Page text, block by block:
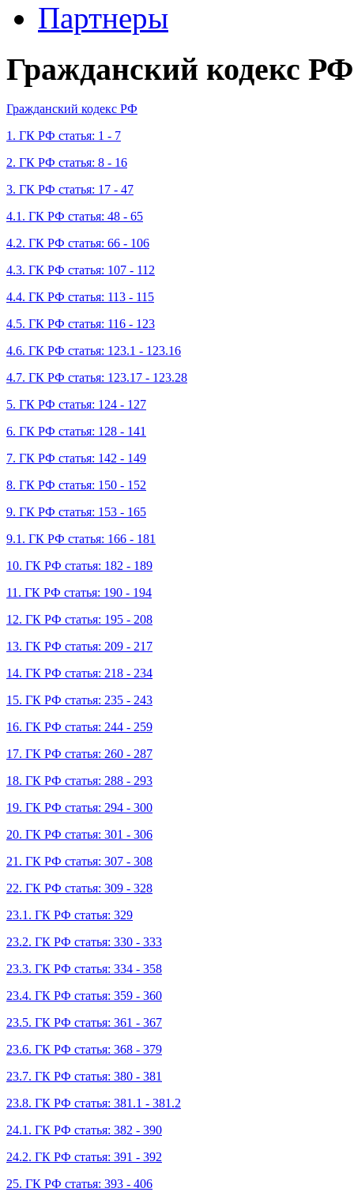
Партнеры
Гражданский кодекс РФ
Гражданский кодекс РФ
1. ГК РФ статья: 1 - 7
2. ГК РФ статья: 8 - 16
3. ГК РФ статья: 17 - 47
4.1. ГК РФ статья: 48 - 65
4.2. ГК РФ статья: 66 - 106
4.3. ГК РФ статья: 107 - 112
4.4. ГК РФ статья: 113 - 115
4.5. ГК РФ статья: 116 - 123
4.6. ГК РФ статья: 123.1 - 123.16
4.7. ГК РФ статья: 123.17 - 123.28
5. ГК РФ статья: 124 - 127
6. ГК РФ статья: 128 - 141
7. ГК РФ статья: 142 - 149
8. ГК РФ статья: 150 - 152
9. ГК РФ статья: 153 - 165
9.1. ГК РФ статья: 166 - 181
10. ГК РФ статья: 182 - 189
11. ГК РФ статья: 190 - 194
12. ГК РФ статья: 195 - 208
13. ГК РФ статья: 209 - 217
14. ГК РФ статья: 218 - 234
15. ГК РФ статья: 235 - 243
16. ГК РФ статья: 244 - 259
17. ГК РФ статья: 260 - 287
18. ГК РФ статья: 288 - 293
19. ГК РФ статья: 294 - 300
20. ГК РФ статья: 301 - 306
21. ГК РФ статья: 307 - 308
22. ГК РФ статья: 309 - 328
23.1. ГК РФ статья: 329
23.2. ГК РФ статья: 330 - 333
23.3. ГК РФ статья: 334 - 358
23.4. ГК РФ статья: 359 - 360
23.5. ГК РФ статья: 361 - 367
23.6. ГК РФ статья: 368 - 379
23.7. ГК РФ статья: 380 - 381
23.8. ГК РФ статья: 381.1 - 381.2
24.1. ГК РФ статья: 382 - 390
24.2. ГК РФ статья: 391 - 392
25. ГК РФ статья: 393 - 406